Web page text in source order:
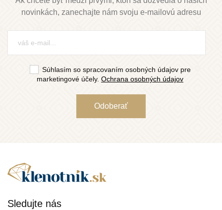
novinkách, zanechajte nám svoju e-mailovú adresu
Súhlasím so spracovaním osobných údajov pre
marketingové účely. Ochrana osobných údajov
Sledujte nás